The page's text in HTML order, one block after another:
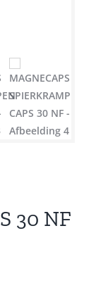
30 NF